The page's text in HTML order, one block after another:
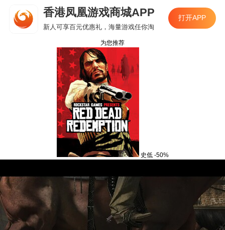
香港凤凰游戏商城APP
新人可享百元优惠礼，海量游戏任你淘
打开APP
为您推荐
史低 -50%